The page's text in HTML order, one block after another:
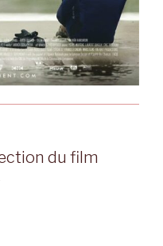
du film